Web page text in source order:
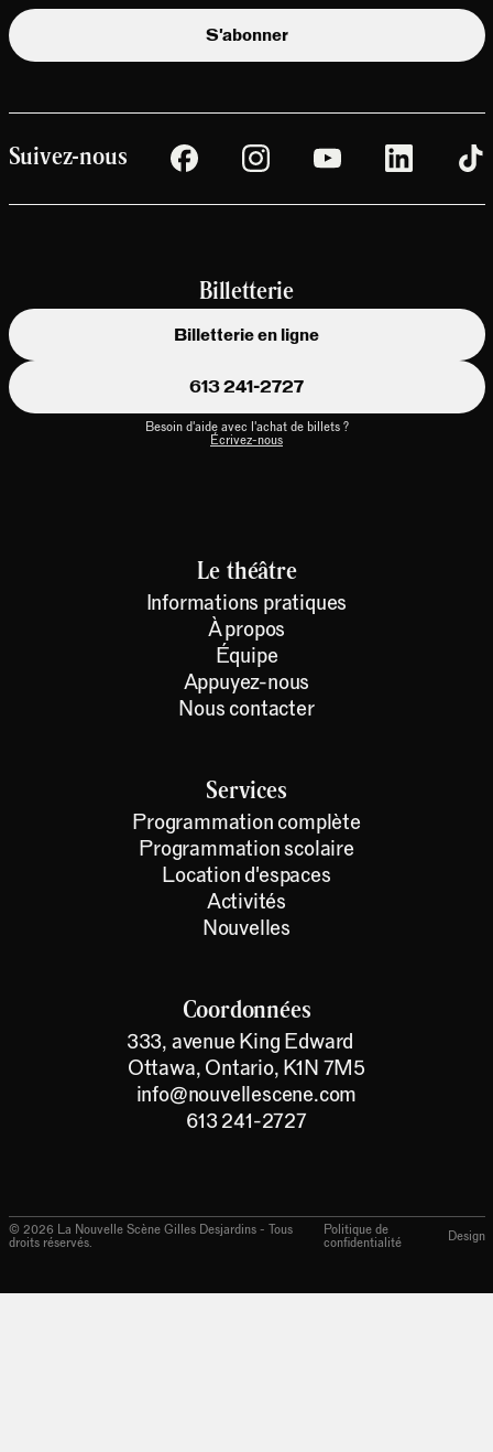
S'abonner
Suivez-nous
Coordonnées
333, avenue King Edward
Ottawa, Ontario, K1N 7M5
info@nouvellescene.com
613 241-2727
Services
Programmation complète
Programmation scolaire
Location d'espaces
Activités
Nouvelles
Le théâtre
Informations pratiques
À propos
Équipe
Appuyez-nous
Nous contacter
Billetterie
Billetterie en ligne
613 241-2727
Besoin d'aide avec l'achat de billets ?
Écrivez-nous
© 2026 La Nouvelle Scène Gilles Desjardins - Tous
droits réservés.
Politique de
confidentialité
Design